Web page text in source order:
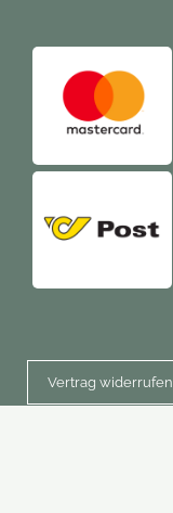
Vertrag widerrufen